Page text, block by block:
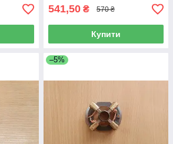
541,50 ₴ 570 ₴
Купити
–5%